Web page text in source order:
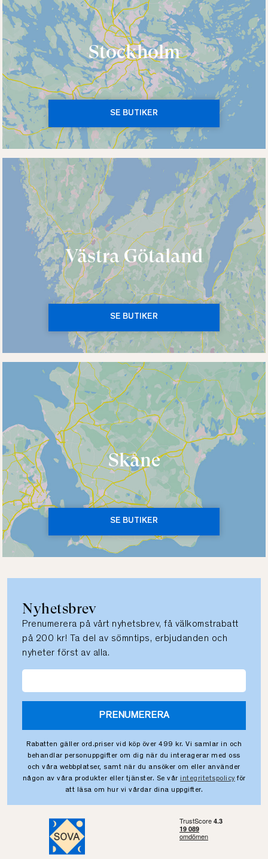
Stockholm
SE BUTIKER
Västra Götaland
SE BUTIKER
Skåne
SE BUTIKER
Nyhetsbrev
Prenumerera på vårt nyhetsbrev, få välkomstrabatt
på 200 kr! Ta del av sömntips, erbjudanden och
nyheter först av alla.
PRENUMERERA
Rabatten gäller ord.priser vid köp över 499 kr. Vi samlar in och
behandlar personuppgifter om dig när du interagerar med oss
och våra webbplatser, samt när du ansöker om eller använder
någon av våra produkter eller tjänster. Se vår integritetspolicy för
att läsa om hur vi vårdar dina uppgifter.